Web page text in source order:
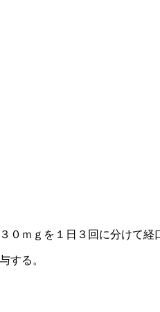
ｍｇを１日３回に分けて経
する。